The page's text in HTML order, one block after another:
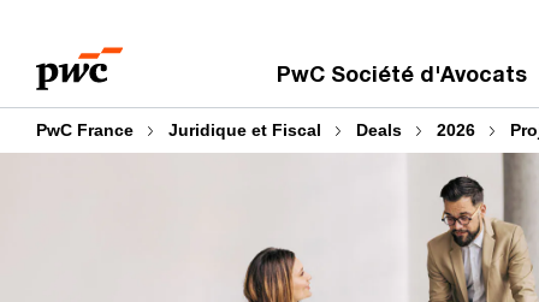
contenu
de
PwC Société d'Avocats
PwC France Juridique et Fiscal Deals 2026